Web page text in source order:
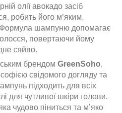
олії авокадо засіб
робить його м’яким,
Формула шампуню допомагає
повертаючи йому
сяйво.
брендом GreenSoho,
свідомого догляду та
підходить для всіх
для чутливої шкіри голови.
чудово піниться та м’яко